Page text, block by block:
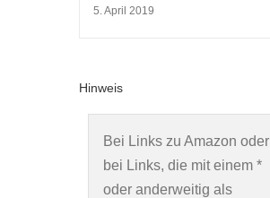
5. April 2019
Hinweis
Bei Links zu Amazon oder
bei Links, die mit einem *
oder anderweitig als